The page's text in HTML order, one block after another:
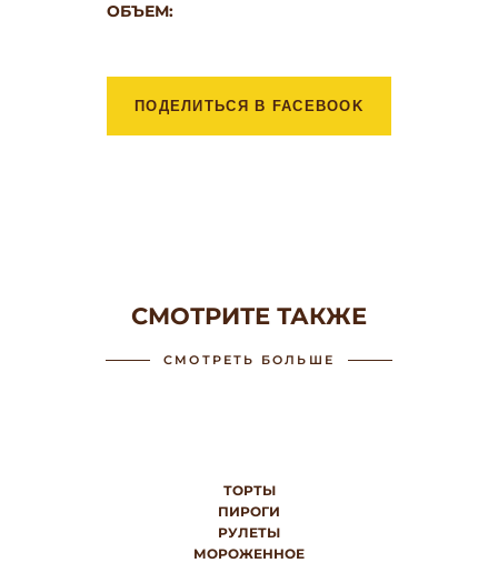
ОБЪЕМ:
ПОДЕЛИТЬСЯ В FACEBOOK
СМОТРИТЕ ТАКЖЕ
СМОТРЕТЬ БОЛЬШЕ
ТОРТЫ
ПИРОГИ
РУЛЕТЫ
МОРОЖЕННОЕ